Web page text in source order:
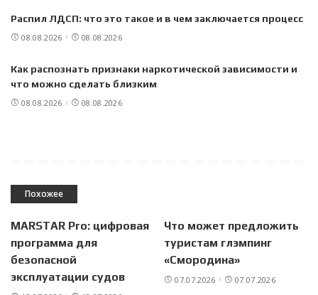
Распил ЛДСП: что это такое и в чем заключается процесс
08.08.2026 08.08.2026
Как распознать признаки наркотической зависимости и
что можно сделать близким
08.08.2026 08.08.2026
Похожее
MARSTAR Pro: цифровая
программа для
безопасной
эксплуатации судов
Что может предложить
туристам глэмпинг
«Смородина»
07.07.2026 07.07.2026